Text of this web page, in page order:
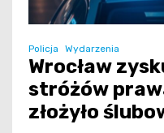
Policja Wydarzenia
Wrocław
stróżów
złożyło